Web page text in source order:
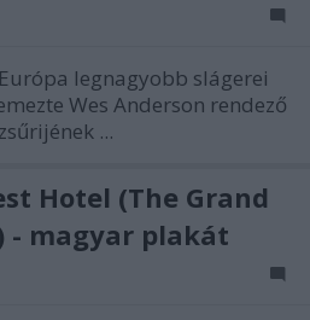
legnagyobb slágerei
Wes Anderson rendező
...
Hotel (The Grand
- magyar plakát